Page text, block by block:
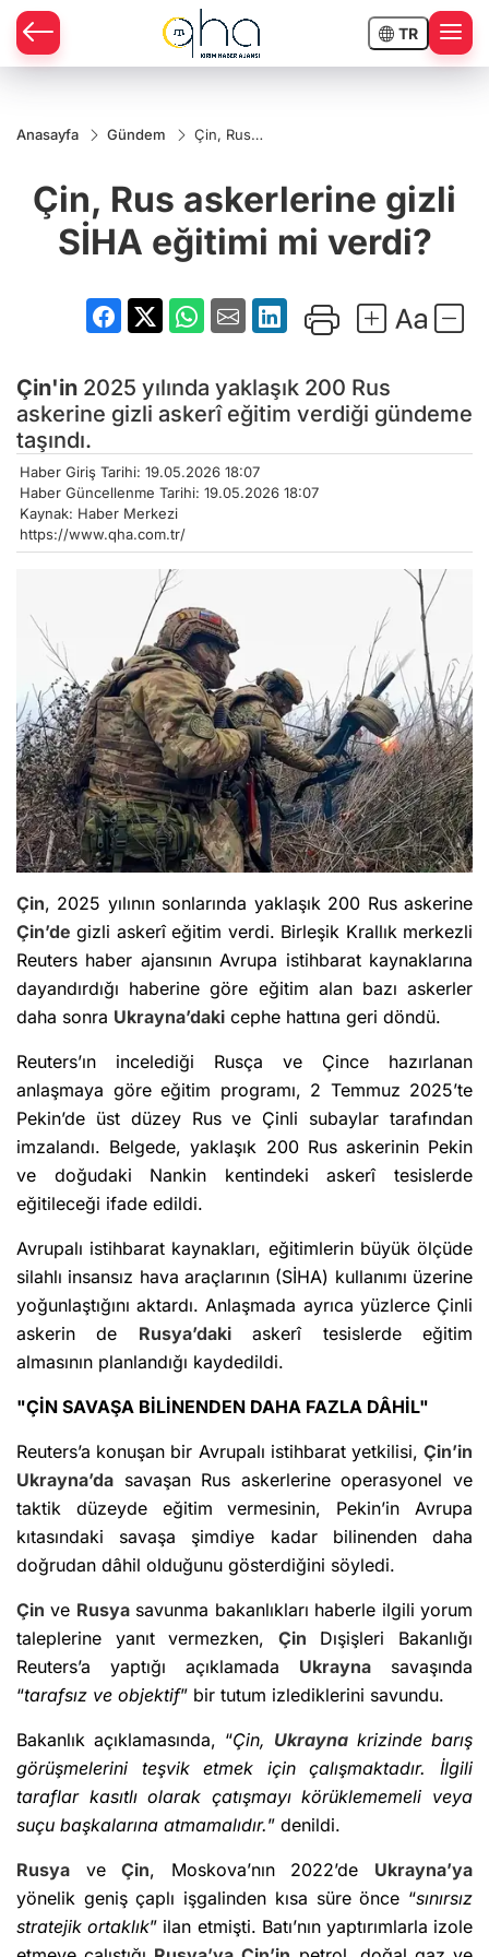
TR
Anasayfa Gündem
Çin, Rus
eğitimi mi
verdi?
Çin, Rus askerlerine gizli
SİHA eğitimi mi verdi?
Çin'in 2025 yılında yaklaşık 200 Rus
askerine gizli askerî eğitim verdiği gündeme
taşındı.
Haber Giriş Tarihi: 19.05.2026 18:07
Haber Güncellenme Tarihi: 19.05.2026 18:07
Kaynak: Haber Merkezi
https://www.qha.com.tr/
Çin, 2025 yılının sonlarında yaklaşık 200 Rus askerine
Çin’de gizli askerî eğitim verdi. Birleşik Krallık merkezli
Reuters haber ajansının Avrupa istihbarat kaynaklarına
dayandırdığı haberine göre eğitim alan bazı askerler
daha sonra Ukrayna’daki cephe hattına geri döndü.
Reuters’ın incelediği Rusça ve Çince hazırlanan
anlaşmaya göre eğitim programı, 2 Temmuz 2025’te
Pekin’de üst düzey Rus ve Çinli subaylar tarafından
imzalandı. Belgede, yaklaşık 200 Rus askerinin Pekin
ve doğudaki Nankin kentindeki askerî tesislerde
eğitileceği ifade edildi.
Avrupalı istihbarat kaynakları, eğitimlerin büyük ölçüde
silahlı insansız hava araçlarının (SİHA) kullanımı üzerine
yoğunlaştığını aktardı. Anlaşmada ayrıca yüzlerce Çinli
askerin de Rusya’dakiaskerî tesislerde eğitim
almasının planlandığı kaydedildi.
"ÇİN SAVAŞA BİLİNENDEN DAHA FAZLA DÂHİL"
Reuters’a konuşan bir Avrupalı istihbarat yetkilisi, Çin’in
Ukrayna’da savaşan Rus askerlerine operasyonel ve
taktik düzeyde eğitim vermesinin, Pekin’in Avrupa
kıtasındaki savaşa şimdiye kadar bilinenden daha
doğrudan dâhil olduğunu gösterdiğini söyledi.
Çin ve Rusyasavunma bakanlıkları haberle ilgili yorum
taleplerine yanıt vermezken, Çin Dışişleri Bakanlığı
Reuters’a yaptığı açıklamada Ukrayna savaşında
“tarafsız ve objektif” bir tutum izlediklerini savundu.
Bakanlık açıklamasında, “Çin, Ukrayna krizinde barış
görüşmelerini teşvik etmek için çalışmaktadır. İlgili
taraflar kasıtlı olarak çatışmayı körüklememeli veya
suçu başkalarına atmamalıdır.” denildi.
Rusya veÇin, Moskova’nın 2022’de Ukrayna’ya
yönelik geniş çaplı işgalinden kısa süre önce “sınırsız
stratejik ortaklık” ilan etmişti. Batı’nın yaptırımlarla izole